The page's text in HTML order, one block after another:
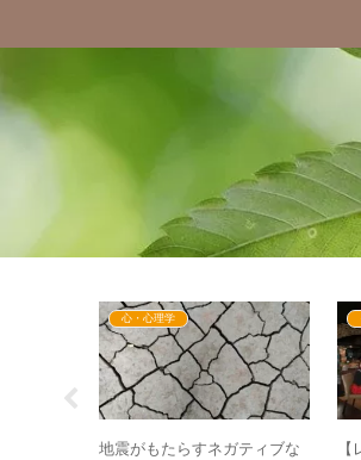
心・心理学
地震がもたらすネガティブな